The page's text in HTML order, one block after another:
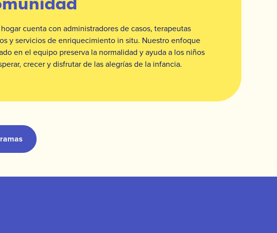
cuenta con administradores de casos, terapeutas
y servicios de enriquecimiento in situ. Nuestro enfoque
en el equipo preserva la normalidad y ayuda a los niños
crecer y disfrutar de las alegrías de la infancia.